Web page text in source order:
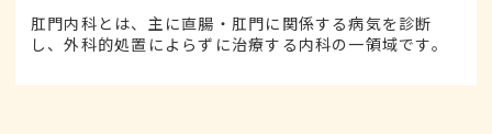
肛門内科とは、主に直腸・肛門に関係する病気を診断
し、外科的処置によらずに治療する内科の一領域です。